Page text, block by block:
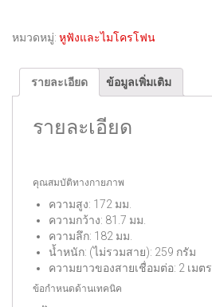
หมวดหมู่: หูฟังและไมโครโฟน
รายละเอียด ข้อมูลเพิ่มเติม
รายละเอียด
คุณสมบัติทางกายภาพ
ความสูง: 172 มม.
ความกว้าง: 81.7 มม.
ความลึก: 182 มม.
น้ำหนัก: (ไม่รวมสาย): 259 กรัม
ความยาวของสายเชื่อมต่อ: 2 เมตร
ข้อกำหนดด้านเทคนิค